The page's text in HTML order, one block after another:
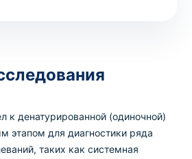
к денатурированной (одиночной)
этапом для диагностики ряда
таких как системная
какие анализы вам
запишитесь к врачуна
.